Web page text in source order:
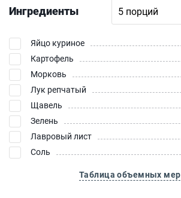
Ингредиенты
Яйцо куриное
Картофель
Морковь
Лук репчатый
Щавель
Зелень
Лавровый лист
Соль
Таблица объемных мер